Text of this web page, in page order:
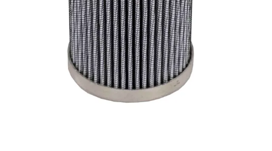
Pääkonttori ja logistiikkakeskus
Salhydro Nurmijärvi
Salhydro Tampere
Salhydro Jyväskylä
Salhydro Kuopio
Salhydro Oulu
Salhydro Turku
Salhydro Lahti
Hydromarket Helsinki, Suutarila